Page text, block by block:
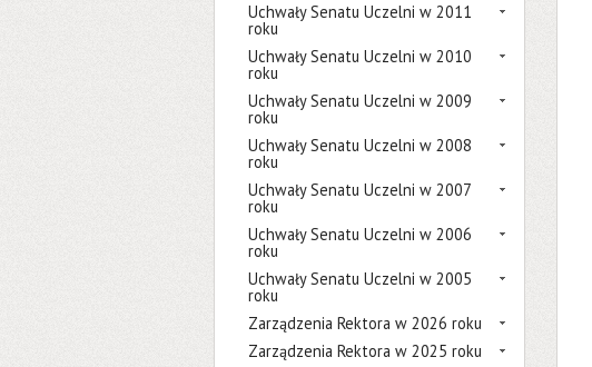
Uchwały Senatu Uczelni w 2011
roku
Uchwały Senatu Uczelni w 2010
roku
Uchwały Senatu Uczelni w 2009
roku
Uchwały Senatu Uczelni w 2008
roku
Uchwały Senatu Uczelni w 2007
roku
Uchwały Senatu Uczelni w 2006
roku
Uchwały Senatu Uczelni w 2005
roku
Zarządzenia Rektora w 2026 roku
Zarządzenia Rektora w 2025 roku